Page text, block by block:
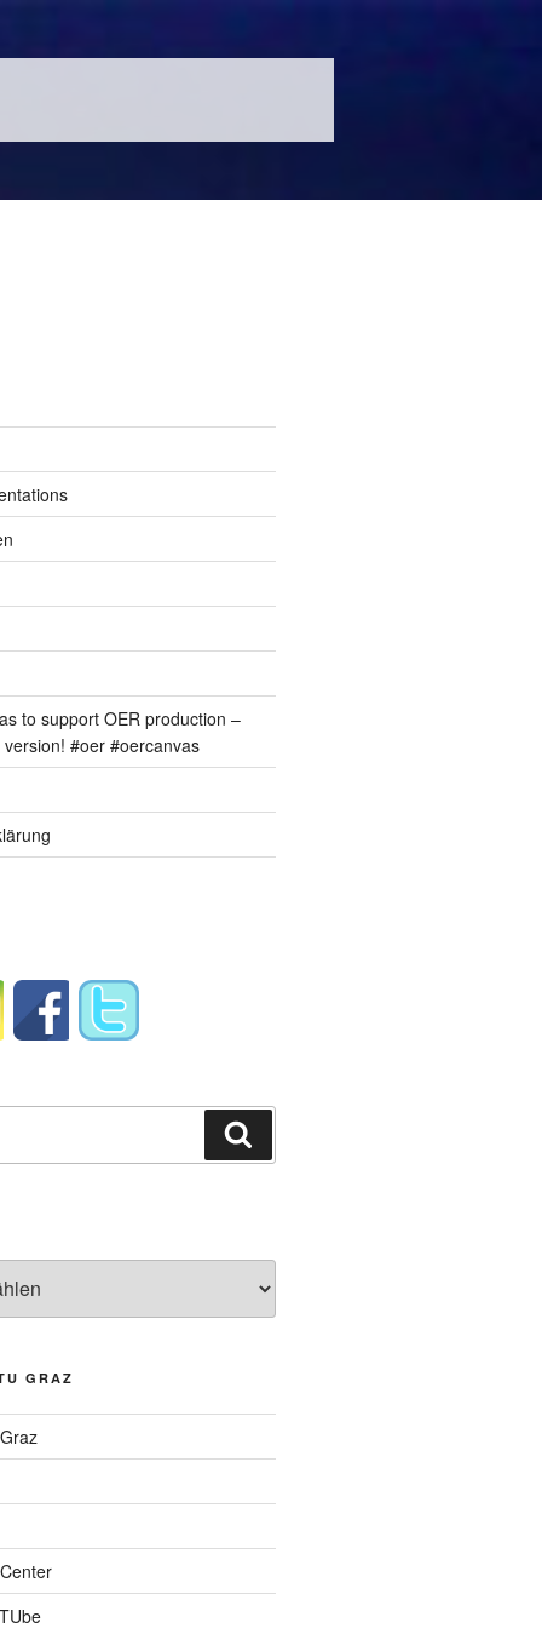
to support OER production –
#oer #oercanvas
GRAZ